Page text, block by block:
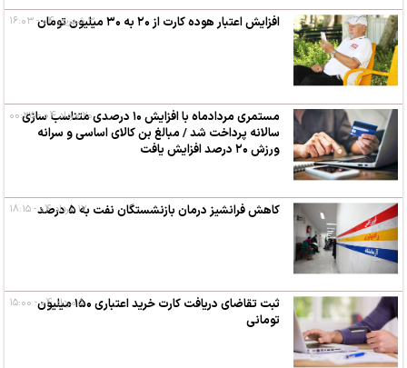
افزایش اعتبار هوده کارت از ۲۰ به ۳۰ میلیون تومان ۳ شهریور ۰۴ - ۱۶:۰۳
مستمری مردادماه با افزایش ۱۰ درصدی متناسب سازی
سالانه پرداخت شد / مبالغ بن کالای اساسی و سرانه
ورزش ۲۰ درصد افزایش یافت
۲۰ مرداد ۰۴ - ۰۰:۳۵
کاهش فرانشیز درمان بازنشستگان نفت به ۵ درصد
۱۷ مرداد ۰۴ - ۱۸:۱۵
ثبت تقاضای دریافت کارت خرید اعتباری ۱۵۰ میلیون
تومانی
۵ مرداد ۰۴ - ۱۵:۰۰